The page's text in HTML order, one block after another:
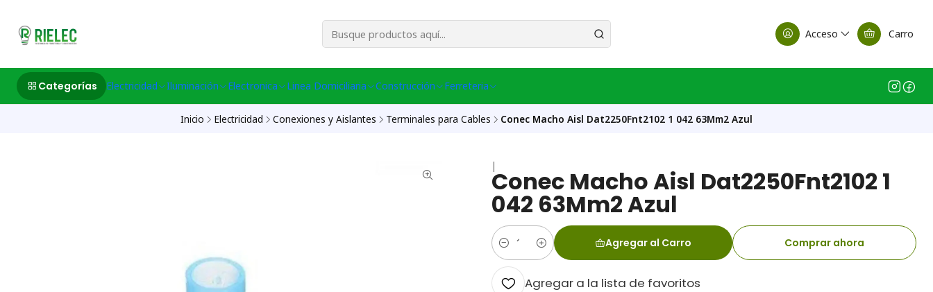
Acceso Carro
Categorías Electricidad Iluminación Electronica Linea Domiciliaria Construcción Ferreteria
Inicio Electricidad Conexiones y Aislantes Terminales para Cables Conec Macho Aisl Dat2250Fnt2102 1 042 63Mm2 Azul
|
Conec Macho Aisl Dat2250Fnt2102 1
042 63Mm2 Azul
Cantidad
Agregar al Carro Comprar ahora
Agregar a la lista de favoritos